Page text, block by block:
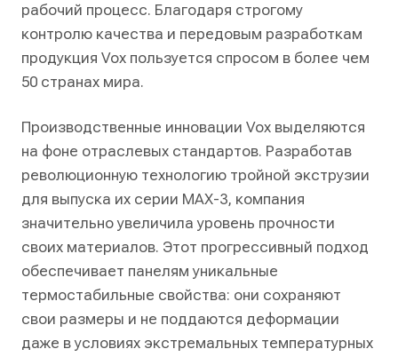
рабочий процесс. Благодаря строгому
контролю качества и передовым разработкам
продукция Vox пользуется спросом в более чем
50 странах мира.
Производственные инновации Vox выделяются
на фоне отраслевых стандартов. Разработав
революционную технологию тройной экструзии
для выпуска их серии MAX-3, компания
значительно увеличила уровень прочности
своих материалов. Этот прогрессивный подход
обеспечивает панелям уникальные
термостабильные свойства: они сохраняют
свои размеры и не поддаются деформации
даже в условиях экстремальных температурных